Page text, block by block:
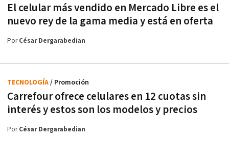
El celular más vendido en Mercado Libre es el
nuevo rey de la gama media y está en oferta
PorCésar Dergarabedian
Carrefour ofrece celulares en 12 cuotas sin
interés y estos son los modelos y precios
TECNOLOGÍA/ Promoción
PorCésar Dergarabedian